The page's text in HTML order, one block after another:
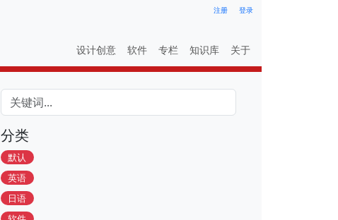
注册 登录
设计创意 软件 专栏 知识库 关于
分类
默认
英语
日语